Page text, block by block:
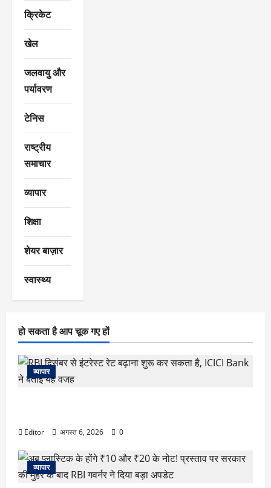
क्रिकेट
खेल
जलवायु और
पर्यावरण
टेनिस
राष्ट्रीय
समाचार
व्यापार
शिक्षा
शेयर बाज़ार
स्वास्थ्य
हो सकता है आप चूक गए हों
व्यापार
Editor अगस्त 6, 2026 0
व्यापार